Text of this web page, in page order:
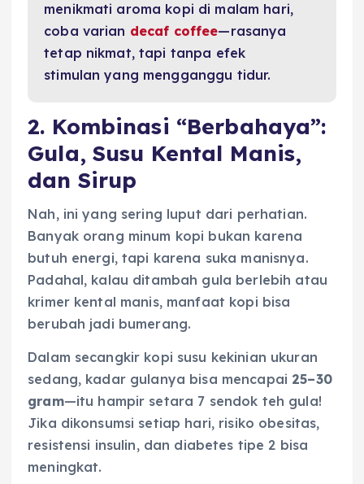
menikmati aroma kopi di malam hari,
coba varian decaf coffee—rasanya
tetap nikmat, tapi tanpa efek
stimulan yang mengganggu tidur.
2. Kombinasi “Berbahaya”:
Gula, Susu Kental Manis,
dan Sirup
Nah, ini yang sering luput dari perhatian.
Banyak orang minum kopi bukan karena
butuh energi, tapi karena suka manisnya.
Padahal, kalau ditambah gula berlebih atau
krimer kental manis, manfaat kopi bisa
berubah jadi bumerang.
Dalam secangkir kopi susu kekinian ukuran
sedang, kadar gulanya bisa mencapai 25–30
gram—itu hampir setara 7 sendok teh gula!
Jika dikonsumsi setiap hari, risiko obesitas,
resistensi insulin, dan diabetes tipe 2 bisa
meningkat.